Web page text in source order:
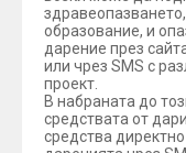
образование, и
дарение през
или чрез SMS с
проект.
В набраната до
средствата от
средства